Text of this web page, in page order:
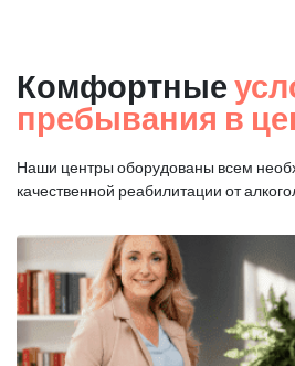
Комфортные
пребывания в
Наши центры оборудованы всем
качественной реабилитации от